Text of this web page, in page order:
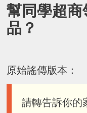
幫同學超
品？
原始謠傳版本：
請轉告訴你的